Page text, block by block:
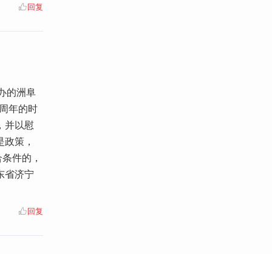
回复
的洲阜
年的时
并以慰
策，
件的，
省济宁
回复